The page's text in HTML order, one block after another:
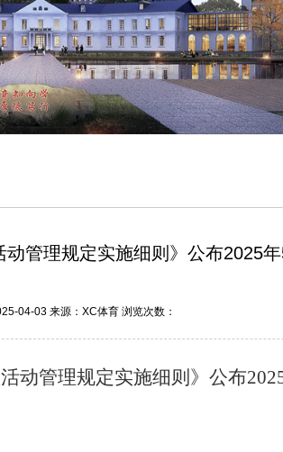
动管理规定实施细则》公布2025
04-03 来源：XC体育 浏览次数：
动管理规定实施细则》公布